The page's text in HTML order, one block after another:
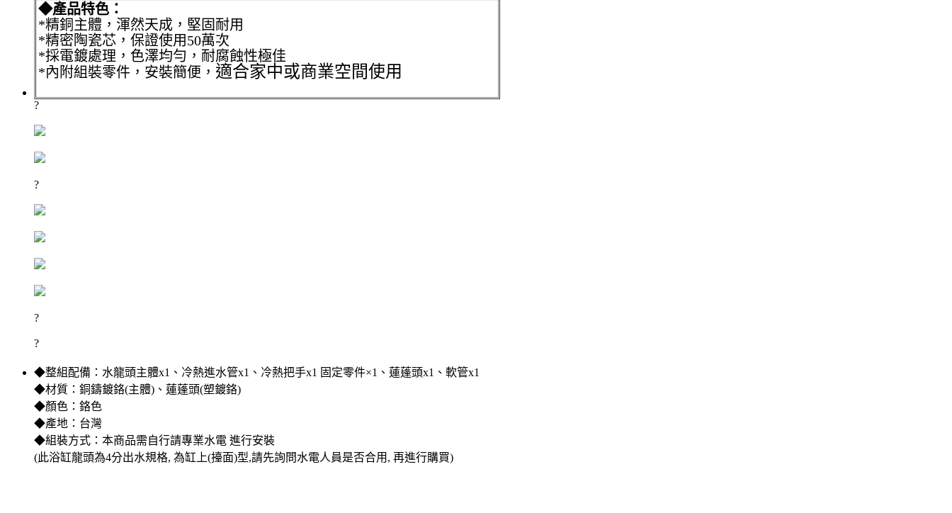
◆產品特色：
*精銅主體，渾然天成，堅固耐用
*精密陶瓷芯，保證使用50萬次
*採電鍍處理，色澤均勻，耐腐蝕性極佳
*內附組裝零件，安裝簡便， 適合家中或商業空間使用
?
?
?
?
◆整組配備：水龍頭主體x1、冷熱進水管x1、冷熱把手x1 固定零件×1、蓮蓬頭x1、軟管x1
◆材質：銅鑄鍍鉻(主體)、蓮蓬頭(塑鍍鉻)
◆顏色：鉻色
◆產地：台灣
◆組裝方式：本商品需自行請專業水電 進行安裝
(此浴缸龍頭為4分出水規格, 為缸上(擡面)型,請先詢問水電人員是否合用, 再進行購買)